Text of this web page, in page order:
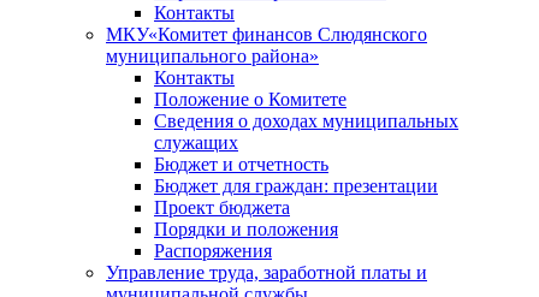
Контакты
МКУ«Комитет финансов Слюдянского
муниципального района»
Контакты
Положение о Комитете
Сведения о доходах муниципальных
служащих
Бюджет и отчетность
Бюджет для граждан: презентации
Проект бюджета
Порядки и положения
Распоряжения
Управление труда, заработной платы и